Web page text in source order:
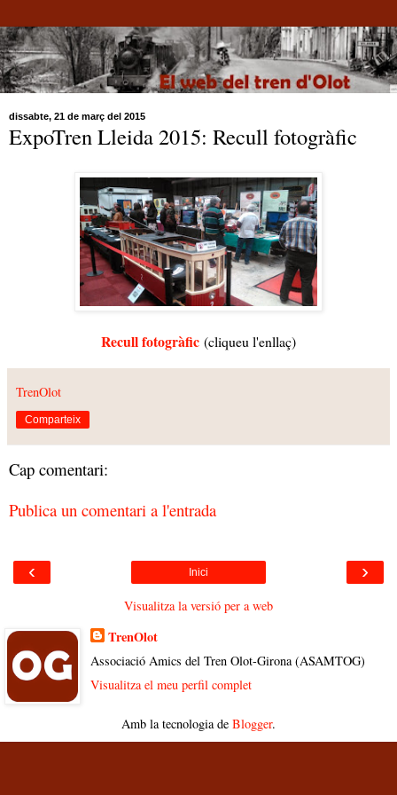
dissabte, 21 de març del 2015
ExpoTren Lleida 2015: Recull fotogràfic
Recull fotogràfic (cliqueu l'enllaç)
TrenOlot
Comparteix
Cap comentari:
Publica un comentari a l'entrada
‹ ›
Inici
Visualitza la versió per a web
TrenOlot
Associació Amics del Tren Olot-Girona (ASAMTOG)
Visualitza el meu perfil complet
Amb la tecnologia de Blogger.